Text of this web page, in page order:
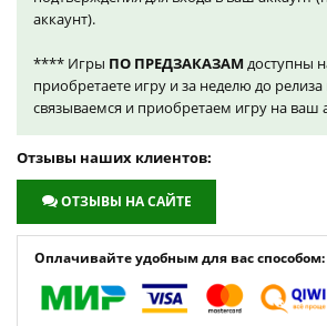
аккаунт).
**** Игры ПО ПРЕДЗАКАЗАМ доступны
приобретаете игру и за неделю до
связываемся и приобретаем игру на ваш
Отзывы наших клиентов:
ОТЗЫВЫ НА САЙТЕ
Оплачивайте удобным для вас способом: